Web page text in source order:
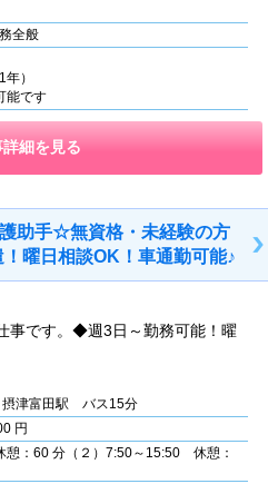
全般
）
能です
細を見る
助手☆無資格・未経験の方
曜日相談OK！車通勤可能♪
事です。◆週3日～勤務可能！曜
津富田駅 バス15分
円
憩：60 分（２）7:50～15:50 休憩：